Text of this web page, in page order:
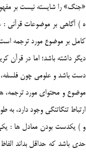
«جنگ»‌ را شايسته نيست بر
ه ) آگاهي بر موضوعات قرآني :
كامل بر موضوع مورد ترجمه
ديگر داشته باشد؛ اما در قرآن
دست باشد و علومي چون فلسفه،
موضوع و محتواي مورد ترجمه،
ارتباط تنگاتنگي وجود دارد،
و ) يکدست بودن معادل ها :
حدي باشد كه حداقل بداند